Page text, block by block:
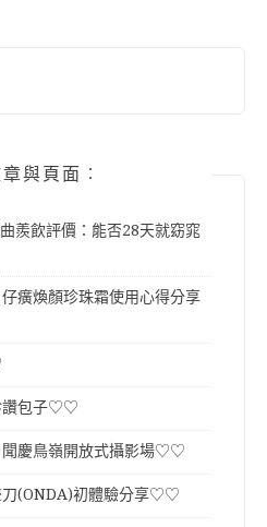
與頁面︰
飲評價：能否28天就窈窕
癀煥顏珍珠霜使用心得分享
讚包子♡♡
慶鳥嶺開放式攝影場♡♡
(ONDA)初體驗分享♡♡